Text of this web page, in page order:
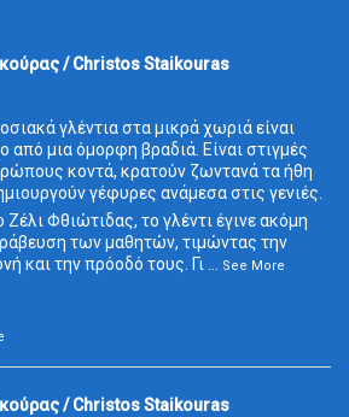
/ Christos Staikouras
γλέντια στα μικρά χωριά είναι
από μια όμορφη βραδιά. Είναι στιγμές
κοντά, κρατούν ζωντανά τα ήθη
γέφυρες ανάμεσα στις γενιές.
Ζέλι Φθιώτιδας, το γλέντι έγινε ακόμη
των μαθητών, τιμώντας την
και την πρόοδό τους. Γι... See More
/ Christos Staikouras